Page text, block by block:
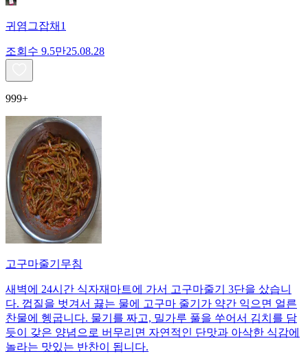
귀염그잡채1
조회수 9.5만25.08.28
999+
고구마줄기무침
새벽에 24시간 식자재마트에 가서 고구마줄기 3단을 샀습니
다. 껍질을 벗겨서 끓는 물에 고구마 줄기가 약간 익으면 얼른
찬물에 헹굽니다. 물기를 짜고, 밀가루 풀을 쑤어서 김치를 담
듯이 갖은 양념으로 버무리면 자연적인 단맛과 아삭한 식감에
놀라는 맛있는 반찬이 됩니다.